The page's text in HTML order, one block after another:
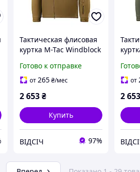
Тактическая флисовая
куртка M-Tac Windblock
Coyote Brown, тёплая,
ветронепроницаемая и
Готово к отправке
от265₴/мес
2 653₴
Купить
ВІДСІЧ 97%
от
2 653